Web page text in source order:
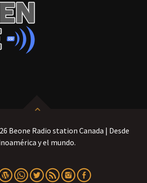
Beone Radio station Canada | Desde
y el mundo.